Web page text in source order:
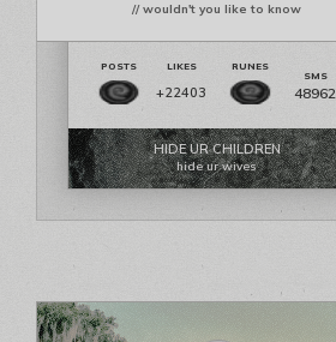
// wouldn't you like to know
+22403 48962
HIDE UR CHILDREN
hide ur wives